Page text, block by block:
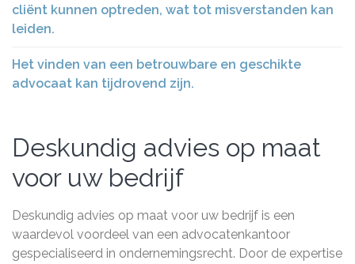
cliënt kunnen optreden, wat tot misverstanden kan
leiden.
Het vinden van een betrouwbare en geschikte
advocaat kan tijdrovend zijn.
Deskundig advies op maat
voor uw bedrijf
Deskundig advies op maat voor uw bedrijf is een
waardevol voordeel van een advocatenkantoor
gespecialiseerd in ondernemingsrecht. Door de expertise